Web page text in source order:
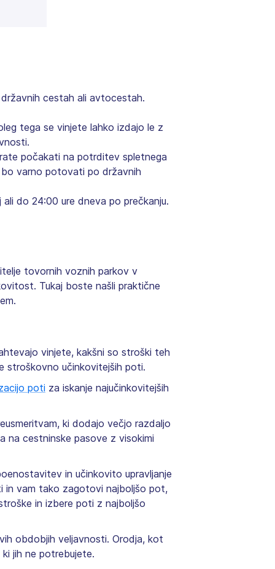
cestah ali avtocestah.
tega se vinjete lahko izdajo le z
počakati na potrditev spletnega
varno potovati po državnih
do 24:00 ure dneva po prečkanju.
tovornih voznih parkov v
Tukaj boste našli praktične
vinjete, kakšni so stroški teh
stroškovno učinkovitejših poti.
poti za iskanje najučinkovitejših
ki dodajo večjo razdaljo
cestninske pasove z visokimi
in učinkovito upravljanje
in vam tako zagotovi najboljšo pot,
in izbere poti z najboljšo
obdobjih veljavnosti. Orodja, kot
jih ne potrebujete.